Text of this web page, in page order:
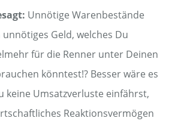
Unnötige Warenbestände
Geld, welches Du
für die Renner unter Deinen
könntest!? Besser wäre es
keine Umsatzverluste einfährst,
Reaktionsvermögen